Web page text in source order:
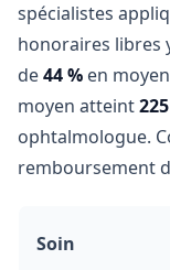
spécialistes
honoraires libres
de44 % en
moyen atteint
ophtalmologue.
remboursement
Soin